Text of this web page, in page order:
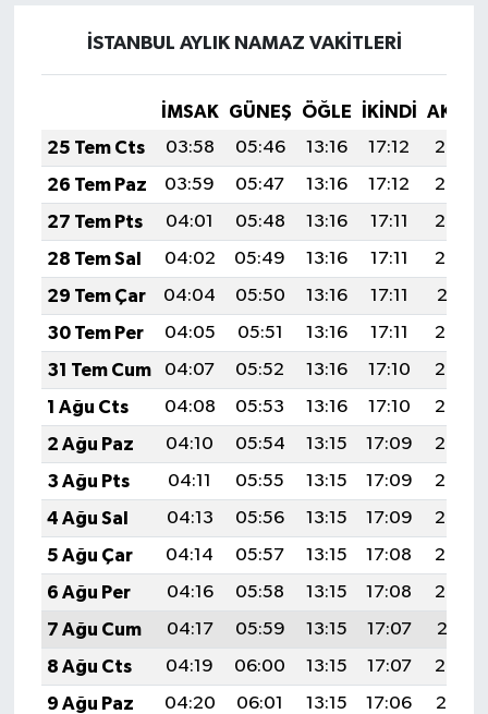
İSTANBUL AYLIK NAMAZ VAKITLERI
İMSAK GÜNEŞ ÖĞLE İKINDI
25 Tem Cts
03:58 05:46 13:16 17:12
20:35
26 Tem Paz
03:59 05:47 13:16 17:12
20:34
27 Tem Pts
04:01 05:48 13:16 17:11
20:33
28 Tem Sal
04:02 05:49 13:16 17:11
20:32
29 Tem Çar
04:04 05:50 13:16 17:11
20:31
30 Tem Per
04:05 05:51 13:16 17:11
20:30
31 Tem Cum
04:07 05:52 13:16 17:10
20:29
1 Ağu Cts
04:08 05:53 13:16 17:10
20:28
2 Ağu Paz
04:10 05:54 13:15 17:09
20:27
3 Ağu Pts
04:11 05:55 13:15 17:09
20:26
4 Ağu Sal
04:13 05:56 13:15 17:09
20:25
5 Ağu Çar
04:14 05:57 13:15 17:08
20:24
6 Ağu Per
04:16 05:58 13:15 17:08
20:23
7 Ağu Cum
04:17 05:59 13:15 17:07
20:21
8 Ağu Cts
04:19 06:00 13:15 17:07
20:20
9 Ağu Paz
04:20 06:01 13:15 17:06
20:19